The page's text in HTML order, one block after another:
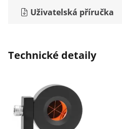
Uživatelská příručka
Technické detaily